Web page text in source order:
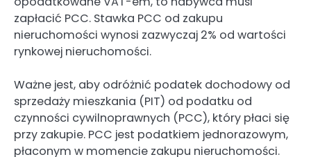
zapłacić PCC. Stawka PCC od zakupu
nieruchomości wynosi zazwyczaj 2% od wartości
rynkowej nieruchomości.
Ważne jest, aby odróżnić podatek dochodowy od
sprzedaży mieszkania (PIT) od podatku od
czynności cywilnoprawnych (PCC), który płaci się
przy zakupie. PCC jest podatkiem jednorazowym,
płaconym w momencie zakupu nieruchomości.